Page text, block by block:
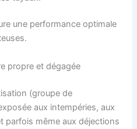
une performance optimale
propre et dégagée
(groupe de
aux intempéries, aux
parfois même aux déjections